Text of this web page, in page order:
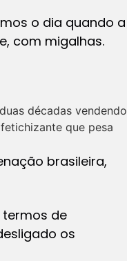
o dia quando a
com migalhas.
décadas vendendo
que pesa
brasileira,
de
os